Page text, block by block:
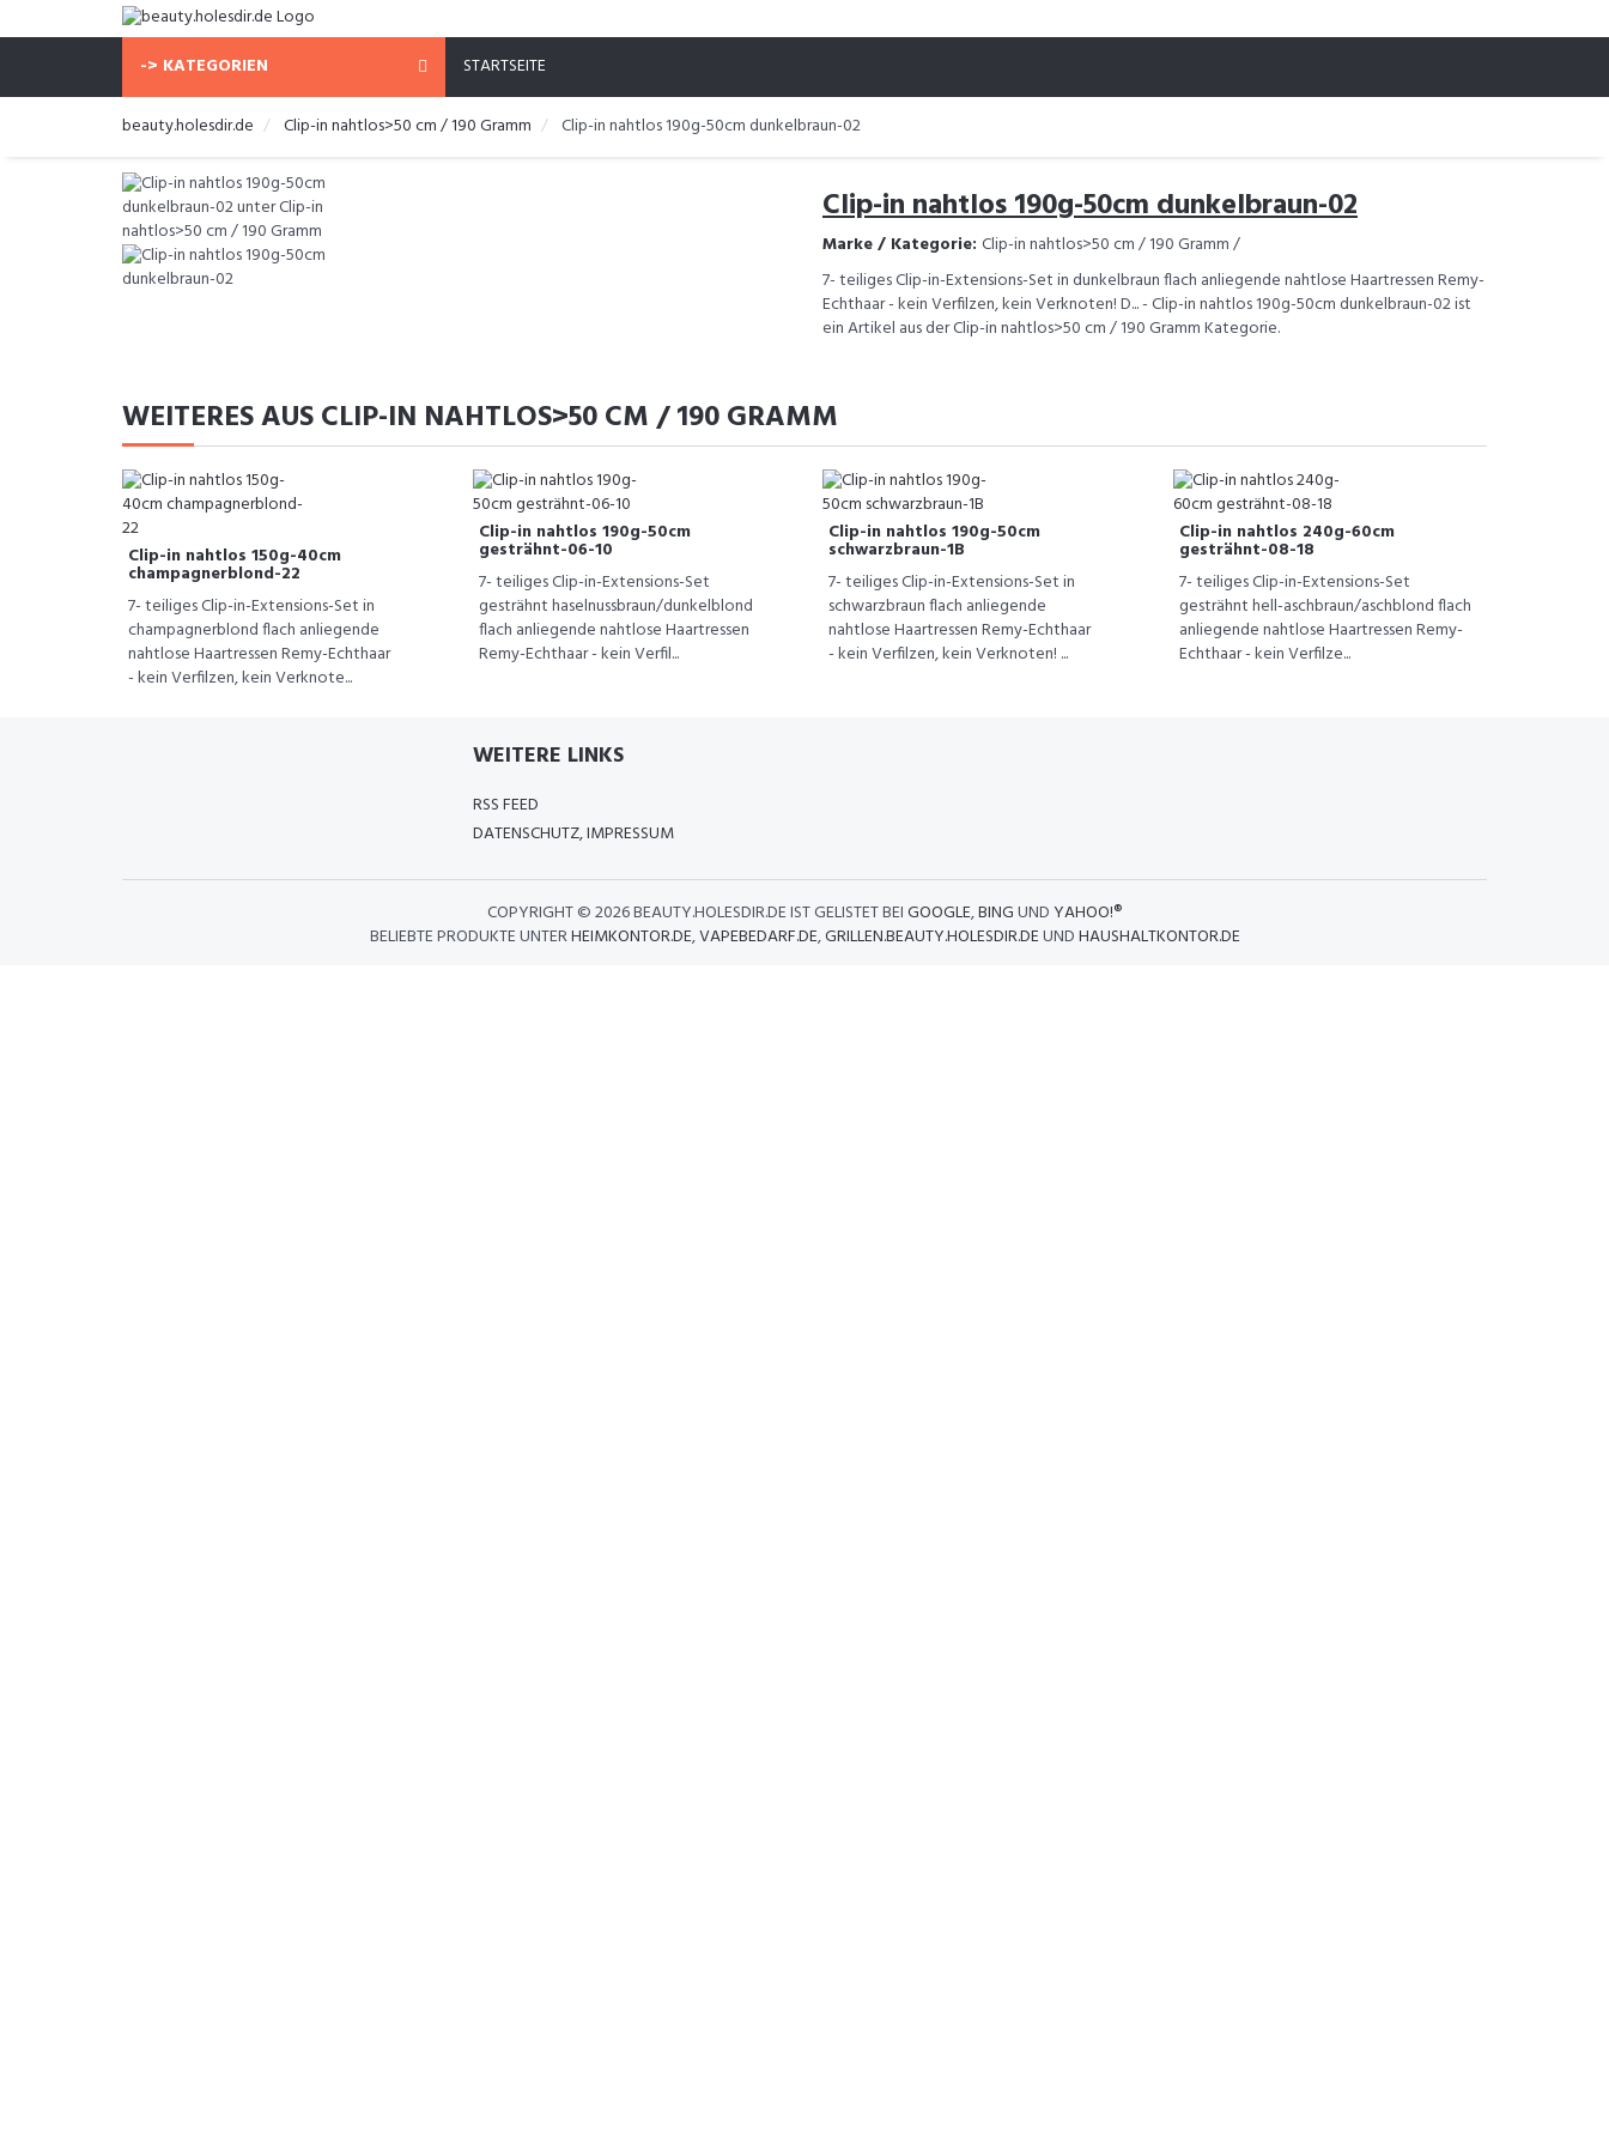
-> KATEGORIEN STARTSEITE
beauty.holesdir.de Clip-in nahtlos>50 cm / 190 Gramm Clip-in nahtlos 190g-50cm dunkelbraun-02
Clip-in nahtlos 190g-50cm dunkelbraun-02
Marke / Kategorie: Clip-in nahtlos>50 cm / 190 Gramm /
7- teiliges Clip-in-Extensions-Set in dunkelbraun flach anliegende nahtlose Haartressen Remy-
Echthaar - kein Verfilzen, kein Verknoten! D... - Clip-in nahtlos 190g-50cm dunkelbraun-02 ist
ein Artikel aus der Clip-in nahtlos>50 cm / 190 Gramm Kategorie.
WEITERES AUS CLIP-IN NAHTLOS>50 CM / 190 GRAMM
Clip-in nahtlos 150g-40cm
champagnerblond-22
7- teiliges Clip-in-Extensions-Set in
champagnerblond flach anliegende
nahtlose Haartressen Remy-Echthaar
- kein Verfilzen, kein Verknote...
Clip-in nahtlos 190g-50cm
gesträhnt-06-10
7- teiliges Clip-in-Extensions-Set
gesträhnt haselnussbraun/dunkelblond
flach anliegende nahtlose Haartressen
Remy-Echthaar - kein Verfil...
Clip-in nahtlos 190g-50cm
schwarzbraun-1B
7- teiliges Clip-in-Extensions-Set in
schwarzbraun flach anliegende
nahtlose Haartressen Remy-Echthaar
- kein Verfilzen, kein Verknoten! ...
Clip-in nahtlos 240g-60cm
gesträhnt-08-18
7- teiliges Clip-in-Extensions-Set
gesträhnt hell-aschbraun/aschblond flach
anliegende nahtlose Haartressen Remy-
Echthaar - kein Verfilze...
WEITERE LINKS
RSS FEED
DATENSCHUTZ, IMPRESSUM
COPYRIGHT ©2026 BEAUTY.HOLESDIR.DE IST GELISTET BEIGOOGLE,BINGUND YAHOO!®
BELIEBTE PRODUKTE UNTERHEIMKONTOR.DE,VAPEBEDARF.DE,GRILLEN.BEAUTY.HOLESDIR.DEUNDHAUSHALTKONTOR.DE